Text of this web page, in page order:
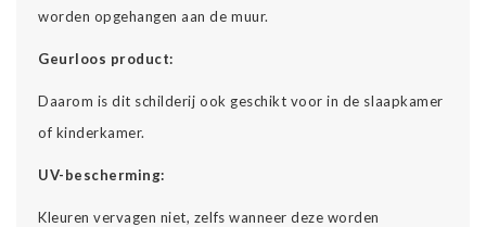
worden opgehangen aan de muur.
Geurloos product:
Daarom is dit schilderij ook geschikt voor in de slaapkamer
of kinderkamer.
UV-bescherming:
Kleuren vervagen niet, zelfs wanneer deze worden